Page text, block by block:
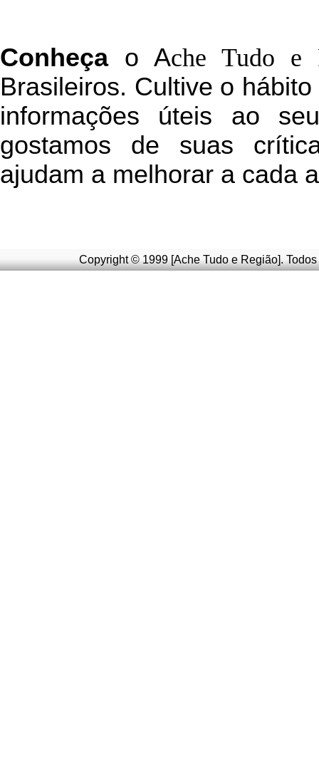
Conheçao Ache Tudo e
Brasileiros. Cultive o
informações úteis ao
gostamos de suas
ajudam a melhorar a cada
Copyright © 1999 [Ache Tudo e Região].